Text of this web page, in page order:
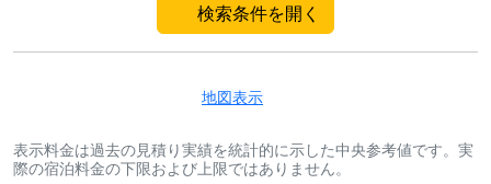
検索条件を開く
地図表示
表示料金は過去の見積り実績を統計的に示した中央参考値です。実
際の宿泊料金の下限および上限ではありません。